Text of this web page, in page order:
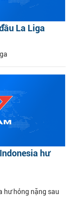
La Liga
hư
hư hỏng nặng sau